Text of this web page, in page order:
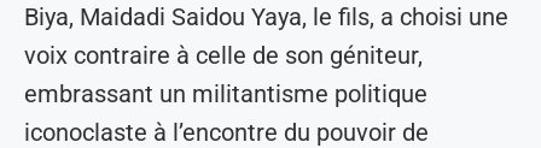
Biya, Maidadi Saidou Yaya, le fils, a choisi une
voix contraire à celle de son géniteur,
embrassant un militantisme politique
iconoclaste à l’encontre du pouvoir de